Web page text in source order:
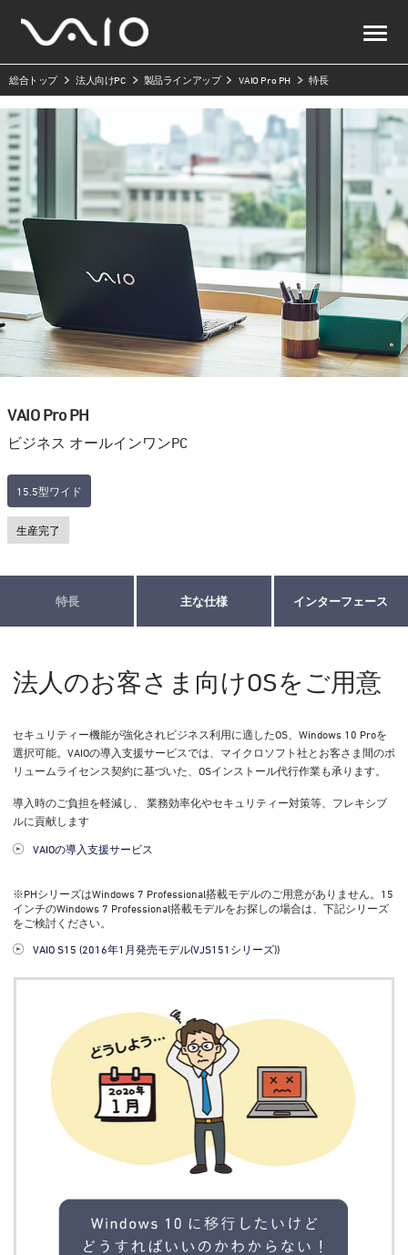
総合トップ 法人向けPC 製品ラインアップ VAIO Pro PH 特長
VAIO Pro PH
ビジネス オールインワンPC
15.5型ワイド
生産完了
特長 主な仕様 インターフェース
法人のお客さま向けOSをご用意
セキュリティー機能が強化されビジネス利用に適したOS、Windows 10 Proを
選択可能。VAIOの導入支援サービスでは、マイクロソフト社とお客さま間のボ
リュームライセンス契約に基づいた、OSインストール代行作業も承ります。
導入時のご負担を軽減し、 業務効率化やセキュリティー対策等、フレキシブ
ルに貢献します
VAIOの導入支援サービス
※PHシリーズはWindows 7 Professional搭載モデルのご用意がありません。15
インチのWindows 7 Professional搭載モデルをお探しの場合は、下記シリーズ
をご検討ください。
VAIO S15 (2016年1月発売モデル(VJS151シリーズ))